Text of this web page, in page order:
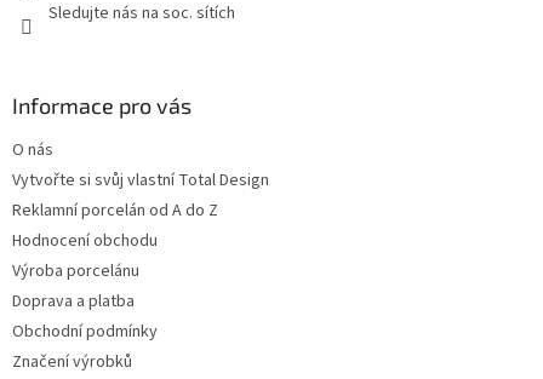
Sledujte nás na soc. sítích
Informace pro vás
O nás
Vytvořte si svůj vlastní Total Design
Reklamní porcelán od A do Z
Hodnocení obchodu
Výroba porcelánu
Doprava a platba
Obchodní podmínky
Značení výrobků